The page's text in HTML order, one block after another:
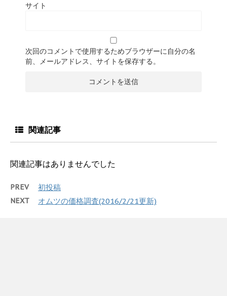
サイト
次回のコメントで使用するためブラウザーに自分の名
前、メールアドレス、サイトを保存する。
関連記事
関連記事はありませんでした
PREV 初投稿
NEXT オムツの価格調査(2016/2/21更新)